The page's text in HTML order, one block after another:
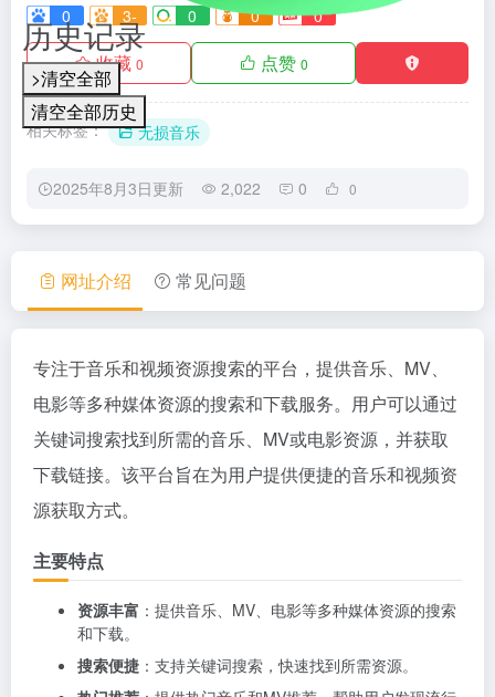
历史记录
>清空全部
清空全部历史
0 3- 0 0 0
收藏 0 点赞 0
相关标签： 无损音乐
2025年8月3日更新 2,022 0 0
网址介绍 常见问题
专注于音乐和视频资源搜索的平台，提供音乐、MV、
电影等多种媒体资源的搜索和下载服务。用户可以通过
关键词搜索找到所需的音乐、MV或电影资源，并获取
下载链接。该平台旨在为用户提供便捷的音乐和视频资
源获取方式。
主要特点
资源丰富 ：提供音乐、MV、电影等多种媒体资源的搜索
和下载。
搜索便捷 ：支持关键词搜索，快速找到所需资源。